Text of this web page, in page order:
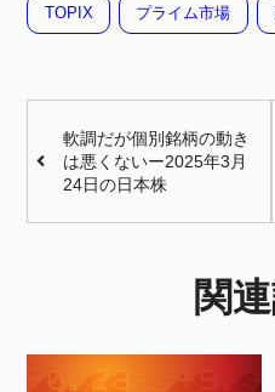
TOPIX プライム市場
軟調だが個別銘柄の動き
は悪くないー2025年3月
24日の日本株
関